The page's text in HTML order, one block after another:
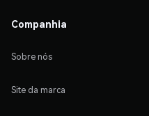
Companhia
Sobre nós
Site da marca